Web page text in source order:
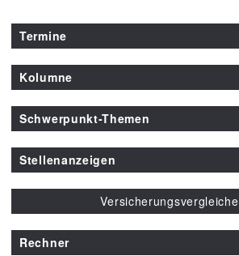
Termine
Kolumne
Schwerpunkt-Themen
Stellenanzeigen
Versicherungsvergleiche
Rechner